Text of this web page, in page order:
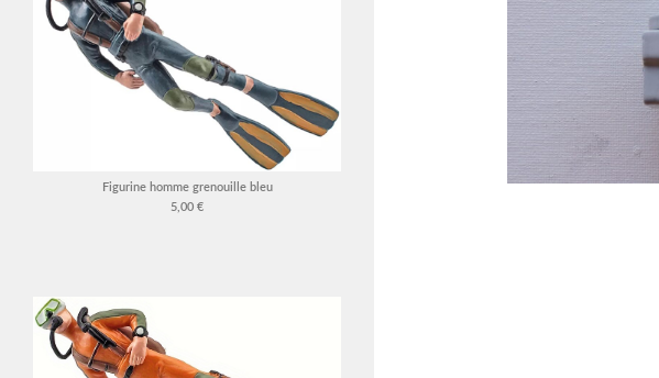
Figurine homme grenouille bleu
5,00 €